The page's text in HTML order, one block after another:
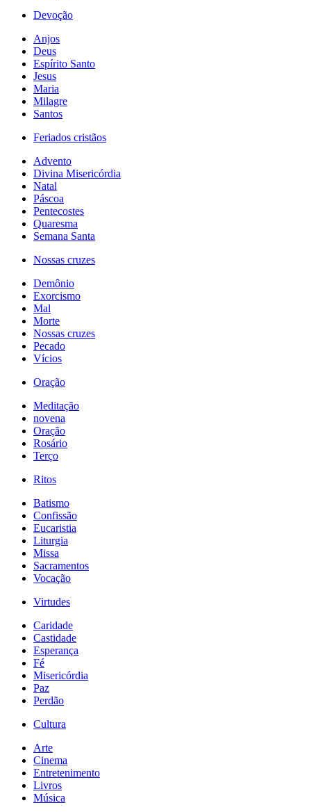
Devoção
Anjos
Deus
Espírito Santo
Jesus
Maria
Milagre
Santos
Feriados cristãos
Advento
Divina Misericórdia
Natal
Páscoa
Pentecostes
Quaresma
Semana Santa
Nossas cruzes
Demônio
Exorcismo
Mal
Morte
Nossas cruzes
Pecado
Vícios
Oração
Meditação
novena
Oração
Rosário
Terço
Ritos
Batismo
Confissão
Eucaristia
Liturgia
Missa
Sacramentos
Vocação
Virtudes
Caridade
Castidade
Esperança
Fé
Misericórdia
Paz
Perdão
Cultura
Arte
Cinema
Entretenimento
Livros
Música